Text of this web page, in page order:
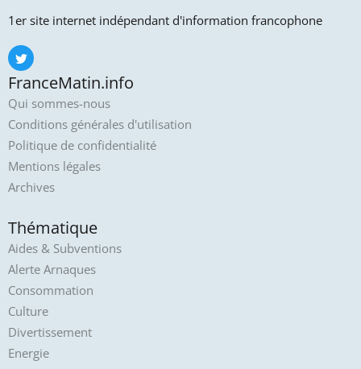
1er site internet indépendant d'information francophone
FranceMatin.info
Qui sommes-nous
Conditions générales d'utilisation
Politique de confidentialité
Mentions légales
Archives
Thématique
Aides & Subventions
Alerte Arnaques
Consommation
Culture
Divertissement
Energie